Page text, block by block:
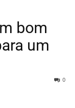
bom
um
0